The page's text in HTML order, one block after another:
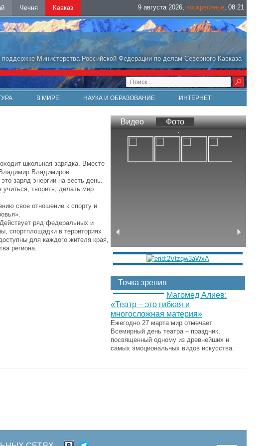
Чечня Кавказ 9 августа 2026, воскресенье, 08:21
поддержке Министерства Российской Федерации по делам Северного Кавказа
В МИРЕ НАУКА И ОБРАЗОВАНИЕ
ИНТЕРНЕТ
школьная зарядка. Вместе
Владимиров.
заряд энергии на весть день.
творить, делать мир
свое отношение к спорту и
ряд федеральных и
спортплощадки в территориях
для каждого жителя края,
региона.
Видео Фото
Точка зрения
Магомед Алиев:
«Театр – это гибкая и
многосложная материя»
Ежегодно 27 марта мир отмечает
Всемирный день театра – праздник,
посвященный одному из древнейших и
самых эмоциональных видов искусства.